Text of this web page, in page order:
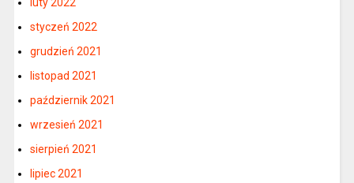
styczeń 2022
grudzień 2021
listopad 2021
październik 2021
wrzesień 2021
sierpień 2021
lipiec 2021